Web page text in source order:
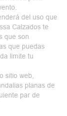
del uso que
Calzados te
que son
que puedas
limite tu
sitio web,
planas de
par de